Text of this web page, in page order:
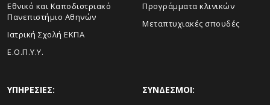
Εθνικό και Καποδιστριακό
Πανεπιστήμιο Αθηνών
Ιατρική Σχολή ΕΚΠΑ
Ε.Ο.Π.Υ.Υ.
Προγράμματα κλινικών
Μεταπτυχιακές σπουδές
ΥΠΗΡΕΣΙΕΣ: ΣΥΝΔΕΣΜΟΙ: